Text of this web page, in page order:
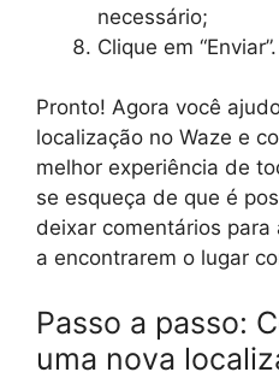
necessário;
Clique em “Enviar”.
Pronto! Agora você
localização no Waze e
melhor experiência de
se esqueça de que é
deixar comentários
a encontrarem o lugar
Passo a passo:
uma nova